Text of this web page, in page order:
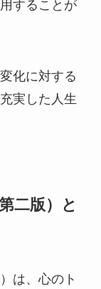
することが
化に対する
実した人生
二版）と
は、心のト